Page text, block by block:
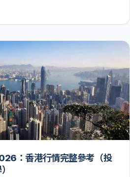
：香港行情完整參考（投